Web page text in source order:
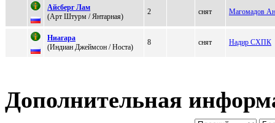
Aйcбepг Лaм
(Apт Штуpм / Янтapнaя)
2 снят Магомадов
Hиaгaрa
(Индиaн Джеймcон / Нocтa)
8 снят Надир СХПК
Дополнительная